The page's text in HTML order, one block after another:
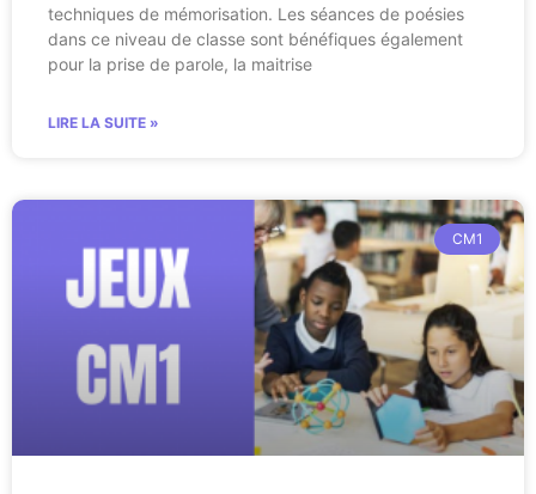
techniques de mémorisation. Les séances de poésies
dans ce niveau de classe sont bénéfiques également
pour la prise de parole, la maitrise
LIRE LA SUITE »
CM1